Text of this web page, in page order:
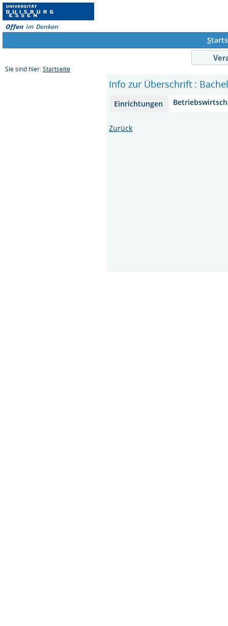
S
Sie sind hier: Startseite
Info zur Überschrift :
Einrichtungen
Zurück